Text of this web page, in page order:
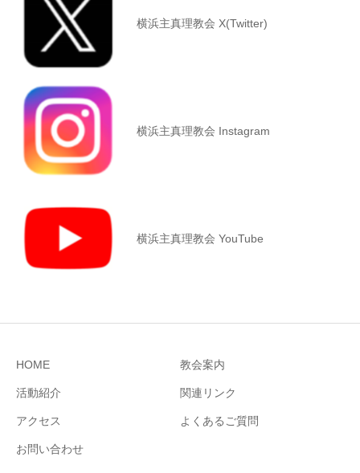
横浜主真理教会 X(Twitter)
横浜主真理教会 Instagram
横浜主真理教会 YouTube
HOME 教会案内
活動紹介 関連リンク
アクセス よくあるご質問
お問い合わせ